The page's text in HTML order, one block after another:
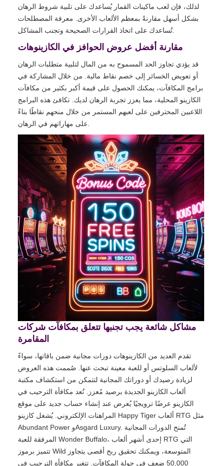
لذلك، فإن لعب ماكينات القمار يُساعدك على تلبية شروط الرهان
بشكل أسهل مقارنةً بمعظم الألعاب الأخرى. معرفة المصطلحات
تُساعدك على اتخاذ القرارات الصحيحة وتجنب المشاكل.
مقارنة أفضل عروض الحوافز في الكازينوهات
قد يؤدي تجاوز الحد المسموح به من المال لتلبية متطلبات الرهان
أو تعويض الخسائر إلى خصم نقاط مالية. من خلال المشاركة في
برامج المكافآت، يمكنك الحصول على قيمة أكبر بكثير من مكافآت
الكازينو المحلية، مما يعزز تجربة الرهان لديك. تكافئ هذه البرامج
اللاعبين المحترفين على لعبهم المستمر من خلال منحهم نقاطًا بناءً
مشاكل شائعة يجب تجنبها تتعلق بمكافآت شركات
المقامرة
تقدم العديد من الكازينوهات دورات مجانية ضمن باقاتها، سواءً
لألعاب السلوتس أو للعبة معينة تبحث عنها. صُممت هذه العروض
لزيادة رصيدك أو دوراتك المجانية لتتمكن من استكشاف مكتبة
ألعاب الكازينو الجديدة برصيد مُعزز. تُعد مكافأة الترحيب في
الكازينو عرضًا ترويجيًا يُعرض عند إنشاء حساب جديد على موقع
المراهنات الإلكتروني. يُشغل كازينو Happy Tiger ألعاب RTG مثل
Abundant Power وAsgard Luxury. تُمنح الدورات المجانية
المرفقة للعبة Wonder Buffalo، إحدى أشهر ألعاب RTG التي
تتميز برموز Wild المتوسعة، ويمكنك تحقيق ربح أقصى يتجاوز
50,000 ضعف في جولة المكافآت. تتغير مكافأة الترحيب في